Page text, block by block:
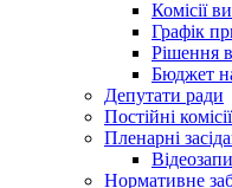
Комісії
Графік
Рішення
Бюджет
Депутати ради
Постійні
Пленарні
Нормативне